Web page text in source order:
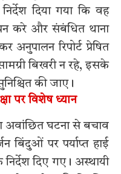
दिया गया कि वह
करे और संबंधित थाना
अनुपालन रिपोर्ट प्रेषित
बिखरी न रहे, इसके
की जाए।
पर विशेष ध्यान
अवांछित घटना से बचाव
बिंदुओं पर पर्याप्त हाई
दिए गए। अस्थायी